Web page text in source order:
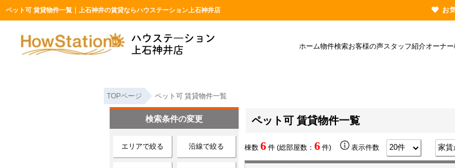
ペット可 賃貸物件一覧｜上石神井の賃貸ならハウステーション上石神井店
ホーム物件検索お客様の声スタッフ紹介オーナー
TOPページ ペット可 賃貸物件一覧
ペット可 賃貸物件一覧
棟数 6 件 (総部屋数： 6 件) 表示件数
検索条件の変更
エリアで絞る 沿線で絞る
お